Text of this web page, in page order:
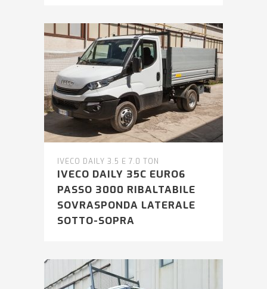
IVECO DAILY 3.5 E 7.0 TON
IVECO DAILY 35C EURO6
PASSO 3000 RIBALTABILE
SOVRASPONDA LATERALE
SOTTO-SOPRA